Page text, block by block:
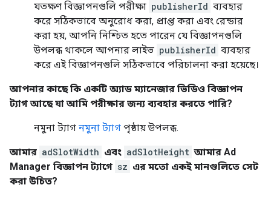
যতক্ষণ বিজ্ঞাপনগুলি পরীক্ষা publisherId ব্যবহার
করে সঠিকভাবে অনুরোধ করা, প্রাপ্ত করা এবং রেন্ডার
করা হয়, আপনি নিশ্চিত হতে পারেন যে বিজ্ঞাপনগুলি
উপলব্ধ থাকলে আপনার লাইভ publisherId ব্যবহার
করে এই বিজ্ঞাপনগুলি সঠিকভাবে পরিচালনা করা হয়েছে।
আপনার কাছে কি একটি অ্যাড ম্যানেজার ভিডিও বিজ্ঞাপন
ট্যাগ আছে যা আমি পরীক্ষার জন্য ব্যবহার করতে পারি?
নমুনা ট্যাগ নমুনা ট্যাগ পৃষ্ঠায় উপলব্ধ.
আমার adSlotWidth এবং adSlotHeight আমার Ad
Manager বিজ্ঞাপন ট্যাগে sz এর মতো একই মানগুলিতে সেট
করা উচিত?